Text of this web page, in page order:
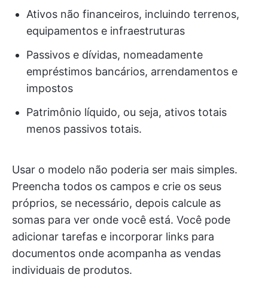
Ativos não financeiros, incluindo terrenos,
equipamentos e infraestruturas
Passivos e dívidas, nomeadamente
empréstimos bancários, arrendamentos e
impostos
Patrimônio líquido, ou seja, ativos totais
menos passivos totais.
Usar o modelo não poderia ser mais simples.
Preencha todos os campos e crie os seus
próprios, se necessário, depois calcule as
somas para ver onde você está. Você pode
adicionar tarefas e incorporar links para
documentos onde acompanha as vendas
individuais de produtos.